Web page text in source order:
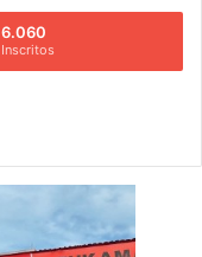
6.060
Inscritos